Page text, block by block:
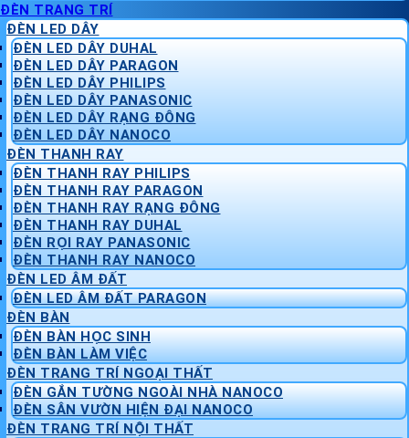
ĐÈN TRANG TRÍ
ĐÈN LED DÂY
ĐÈN LED DÂY DUHAL
ĐÈN LED DÂY PARAGON
ĐÈN LED DÂY PHILIPS
ĐÈN LED DÂY PANASONIC
ĐÈN LED DÂY RẠNG ĐÔNG
ĐÈN LED DÂY NANOCO
ĐÈN THANH RAY
ĐÈN THANH RAY PHILIPS
ĐÈN THANH RAY PARAGON
ĐÈN THANH RAY RẠNG ĐÔNG
ĐÈN THANH RAY DUHAL
ĐÈN RỌI RAY PANASONIC
ĐÈN THANH RAY NANOCO
ĐÈN LED ÂM ĐẤT
ĐÈN LED ÂM ĐẤT PARAGON
ĐÈN BÀN
ĐÈN BÀN HỌC SINH
ĐÈN BÀN LÀM VIỆC
ĐÈN TRANG TRÍ NGOẠI THẤT
ĐÈN GẮN TƯỜNG NGOÀI NHÀ NANOCO
ĐÈN SÂN VƯỜN HIỆN ĐẠI NANOCO
ĐÈN TRANG TRÍ NỘI THẤT